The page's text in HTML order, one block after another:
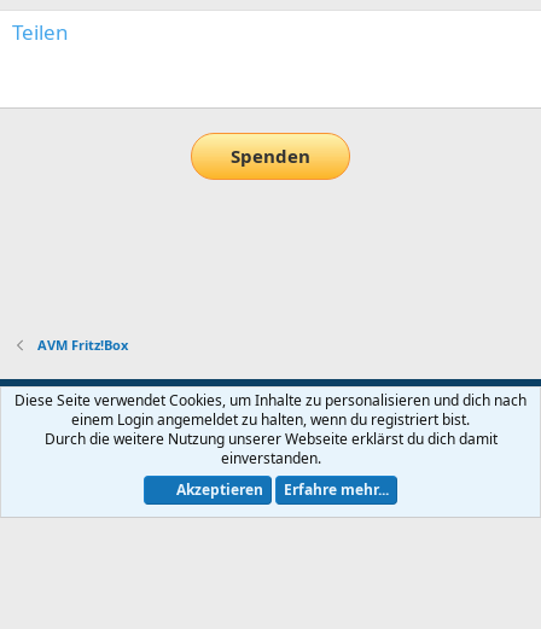
Teilen
Spenden
AVM Fritz!Box
Default-Theme
Nutzungsbedingungen
Datenschutz Hilfe und Impressum Start
Community platform by XenForo® © 2010-2026 XenForo Ltd.
Diese Seite verwendet Cookies, um Inhalte zu personalisieren und dich nach
einem Login angemeldet zu halten, wenn du registriert bist.
Durch die weitere Nutzung unserer Webseite erklärst du dich damit
einverstanden.
Akzeptieren
Erfahre mehr...